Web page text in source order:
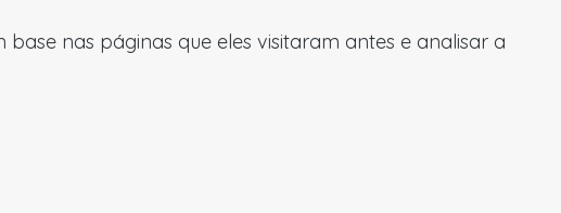
nas páginas que eles visitaram antes e analisar a